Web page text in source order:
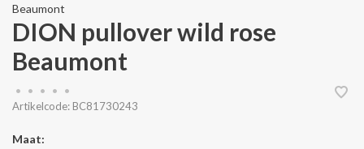
Beaumont
DION pullover wild rose
Beaumont
• • • •
•
Artikelcode: BC81730243
Maat: